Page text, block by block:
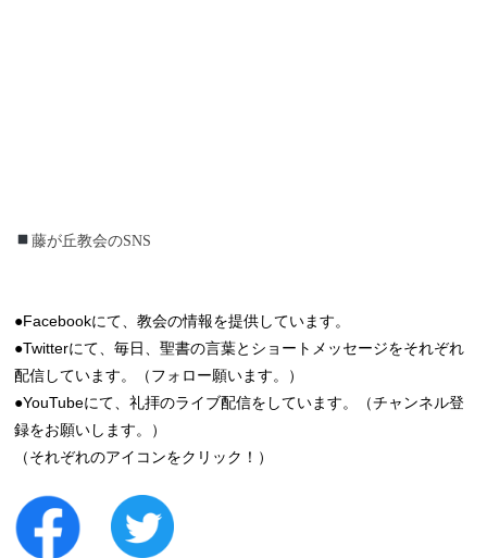
藤が丘教会のSNS
●Facebookにて、教会の情報を提供しています。
●Twitterにて、毎日、聖書の言葉とショートメッセージをそれぞれ
配信しています。（フォロー願います。）
●YouTubeにて、礼拝のライブ配信をしています。（チャンネル登
録をお願いします。）
（それぞれのアイコンをクリック！）